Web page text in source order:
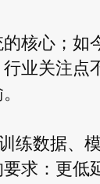
核心；如
业关注
练数据、
求：更低